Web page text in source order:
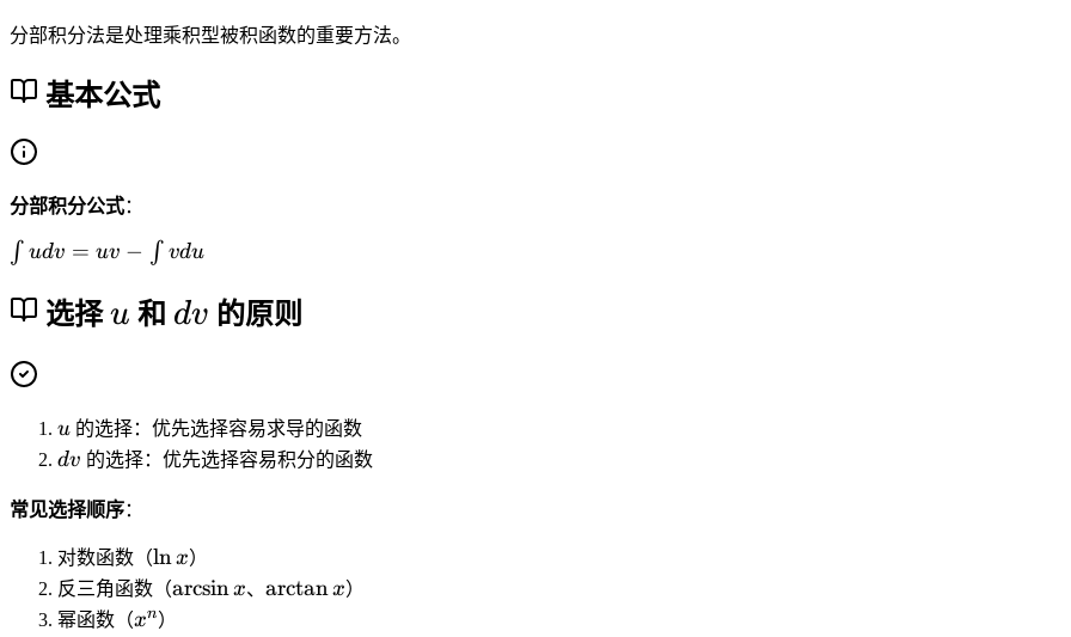
分部积分法是处理乘积型被积函数的重要方法。
基本公式
分部积分公式：
\i
t
d
v
-
\i
∫ udv = uv − ∫ vdu
选择u
u 和 d
dv 的原则
u
u 的选择：优先选择容易求导的函数
d
dv 的选择：优先选择容易积分的函数
常见选择顺序：
对数函数（\
n
lnx）
反三角函数（\
arcsinx、\
arctanx）
幂函数（x
xn）